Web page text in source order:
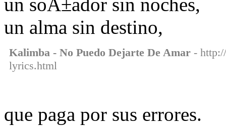
un soÃ±ador sin noches,
un alma sin destino,
Kalimba - No Puedo Dejarte De Amar -
lyrics.html
que paga por sus errores.